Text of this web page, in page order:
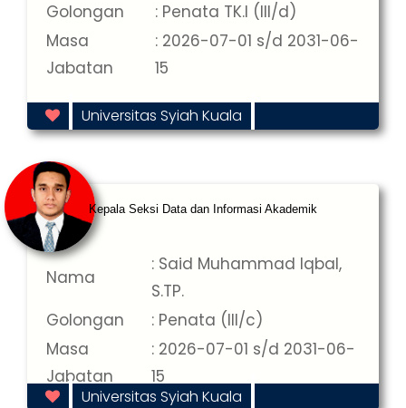
Golongan
: Penata TK.I (III/d)
Masa
Jabatan
: 2026-07-01 s/d 2031-06-
15
Universitas Syiah Kuala
Kepala Seksi Data dan Informasi Akademik
Nama
: Said Muhammad Iqbal,
S.TP.
Golongan
: Penata (III/c)
Masa
Jabatan
: 2026-07-01 s/d 2031-06-
15
Universitas Syiah Kuala